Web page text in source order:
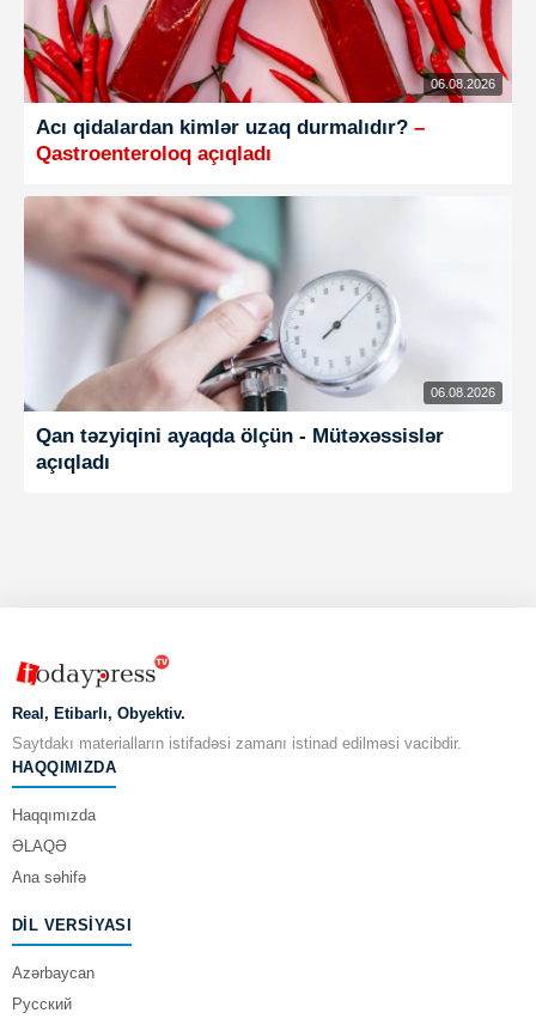
06.08.2026
Acı qidalardan kimlər uzaq durmalıdır? –
Qastroenteroloq açıqladı
06.08.2026
Qan təzyiqini ayaqda ölçün - Mütəxəssislər
açıqladı
Real, Etibarlı, Obyektiv.
Saytdakı materialların istifadəsi zamanı istinad edilməsi vacibdir.
HAQQIMIZDA
Haqqımızda
ƏLAQƏ
Ana səhifə
DIL VERSIYASI
Azərbaycan
Русский